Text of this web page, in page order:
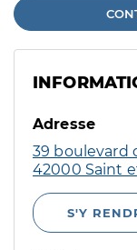
Adresse
39 boulevard
42000 Saint
S'Y